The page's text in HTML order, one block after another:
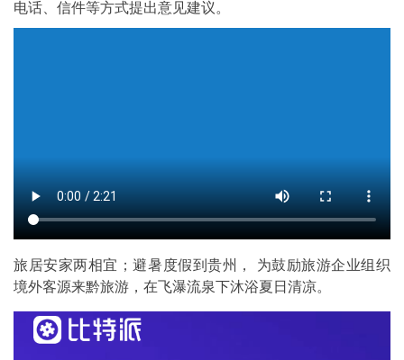
电话、信件等方式提出意见建议。
旅居安家两相宜；避暑度假到贵州， 为鼓励旅游企业组织
境外客源来黔旅游，在飞瀑流泉下沐浴夏日清凉。